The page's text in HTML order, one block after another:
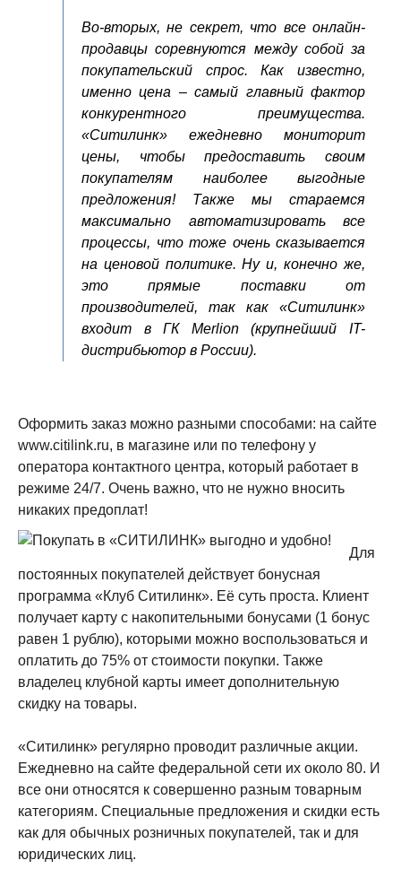
Во-вторых, не секрет, что все онлайн-
продавцы соревнуются между собой за
покупательский спрос. Как известно,
именно цена – самый главный фактор
конкурентного преимущества.
«Ситилинк» ежедневно мониторит
цены, чтобы предоставить своим
покупателям наиболее выгодные
предложения! Также мы стараемся
максимально автоматизировать все
процессы, что тоже очень сказывается
на ценовой политике. Ну и, конечно же,
это прямые поставки от
производителей, так как «Ситилинк»
входит в ГК Merlion (крупнейший IT-
дистрибьютор в России).
Оформить заказ можно разными способами: на сайте
www.citilink.ru, в магазине или по телефону у
оператора контактного центра, который работает в
режиме 24/7. Очень важно, что не нужно вносить
никаких предоплат!
Для
постоянных покупателей действует бонусная
программа «Клуб Ситилинк». Её суть проста. Клиент
получает карту с накопительными бонусами (1 бонус
равен 1 рублю), которыми можно воспользоваться и
оплатить до 75% от стоимости покупки. Также
владелец клубной карты имеет дополнительную
скидку на товары.
«Ситилинк» регулярно проводит различные акции.
Ежедневно на сайте федеральной сети их около 80. И
все они относятся к совершенно разным товарным
категориям. Специальные предложения и скидки есть
как для обычных розничных покупателей, так и для
юридических лиц.